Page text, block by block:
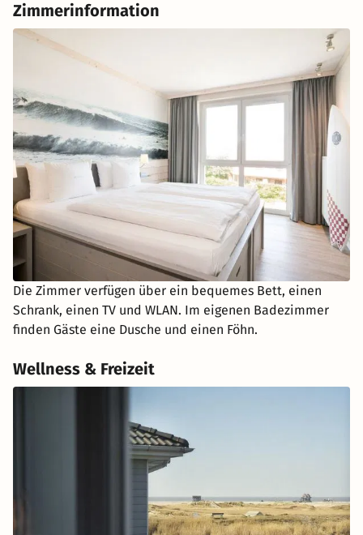
Zimmerinformation
Die Zimmer verfügen über ein bequemes Bett, einen
Schrank, einen TV und WLAN. Im eigenen Badezimmer
finden Gäste eine Dusche und einen Föhn.
Wellness & Freizeit